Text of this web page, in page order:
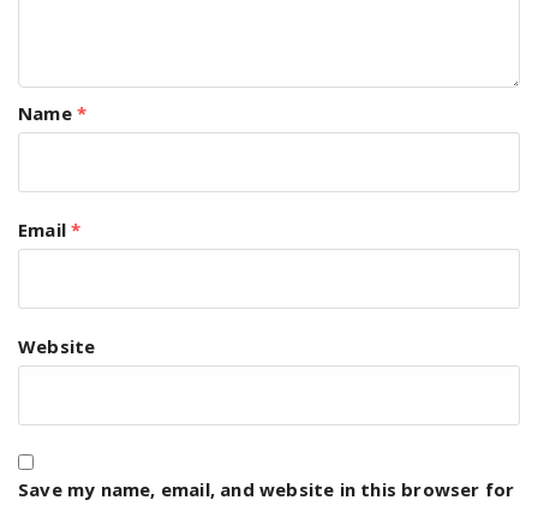
Name *
Email*
Website
Save my name, email, and website in this browser for